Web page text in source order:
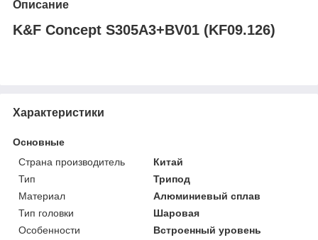
Описание
K&F Concept S305A3+BV01 (KF09.126)
Характеристики
Основные
Страна производитель
Китай
Тип
Трипод
Материал
Алюминиевый сплав
Тип головки
Шаровая
Особенности
Встроенный уровень